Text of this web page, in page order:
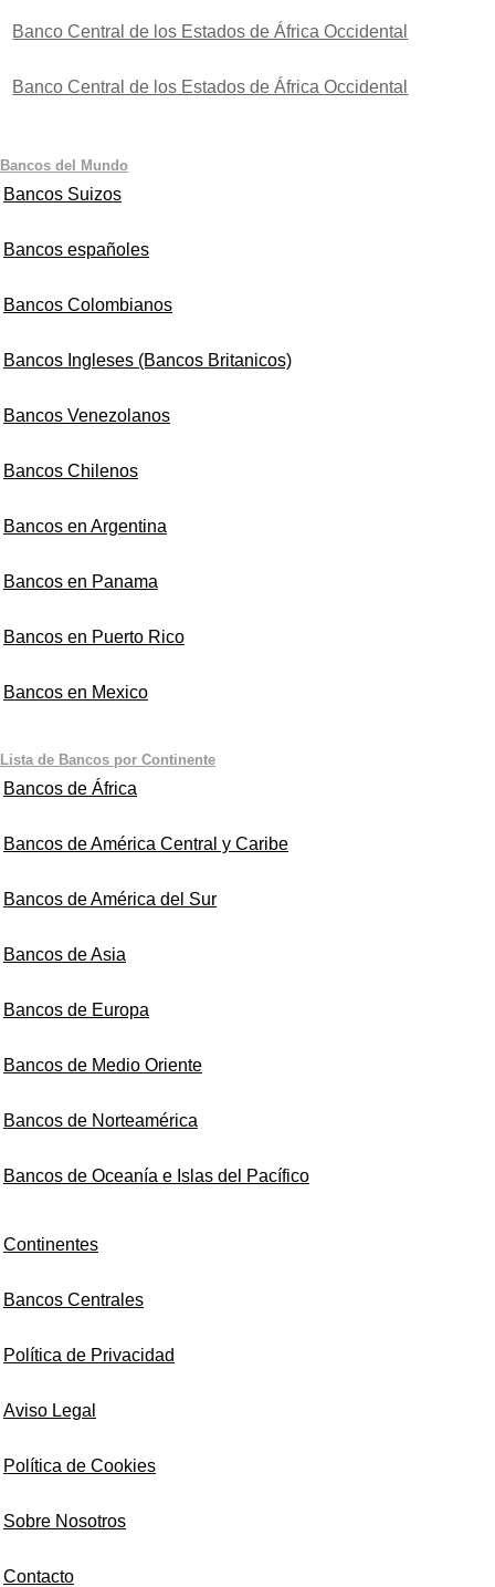
Banco Central de los Estados de África Occidental
Banco Central de los Estados de África Occidental
Bancos del Mundo
Bancos Suizos
Bancos españoles
Bancos Colombianos
Bancos Ingleses (Bancos Britanicos)
Bancos Venezolanos
Bancos Chilenos
Bancos en Argentina
Bancos en Panama
Bancos en Puerto Rico
Bancos en Mexico
Lista de Bancos por Continente
Bancos de África
Bancos de América Central y Caribe
Bancos de América del Sur
Bancos de Asia
Bancos de Europa
Bancos de Medio Oriente
Bancos de Norteamérica
Bancos de Oceanía e Islas del Pacífico
Continentes
Bancos Centrales
Política de Privacidad
Aviso Legal
Política de Cookies
Sobre Nosotros
Contacto